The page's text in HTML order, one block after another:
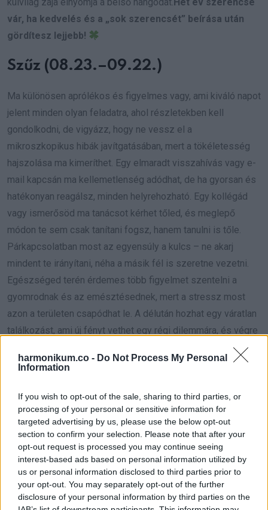
harmonikum.co - Do Not Process My Personal
Information
If you wish to opt-out of the sale, sharing to third parties, or
processing of your personal or sensitive information for
targeted advertising by us, please use the below opt-out
section to confirm your selection. Please note that after your
opt-out request is processed you may continue seeing
interest-based ads based on personal information utilized by
us or personal information disclosed to third parties prior to
your opt-out. You may separately opt-out of the further
disclosure of your personal information by third parties on the
vár, ha kedvelés és a „sok szerencsét” beírása után
gördítesz lejjebb!
Szűz (08.23.–09.22.)
Ma különösen aprólékos és figyelmes vagy, ami kiváló napot
jelent minden olyan feladatra, ahol részletekben kell
gondolkodni, de vigyázz, hogy ne vessz el a
mikroszkopikus hibák javítgatásában, mert a tökéletesség
hajszolása ma kimeríthet. Egy elmaradt visszahívás vagy e-
mail kapcsán ma kellemetlenség adódhat, de ha gyorsan és
hatékonyan reagálsz, minden helyrehozható. Egy kollégád
vagy ismerősöd ma tanácsot kérhet tőled, és meglepő
módon te sem csak tanítani fogsz, hanem tanulni is tőle.
Párkapcsolatban most az egyensúly a kulcs – ne akarj
mindent te irányítani, néha a másik fél is szeretne vezetni.
Egészséged terén érdemes több figyelmet szentelni a
gyomrodnak és az emésztésednek, mert a stressz most
azon a területen csapódhat le. A délután hozhat egy váratlan
találkozást, ami új fényt vethet egy régi dilemmára, és végre
megérted, miért történt úgy, ahogy. Most nem a nagy, drámai
gesztusok napja van, hanem a kis lépéseké, amelyek sokkal
kedvelés és a „sok szerencsét” beírása után gördítesz
lejjebb!
Mérleg (09.23.–10.22.)
A mai nap olyan, mint egy tükörterem: minden, amit
másokban meglátsz, valójában saját belső világod egy